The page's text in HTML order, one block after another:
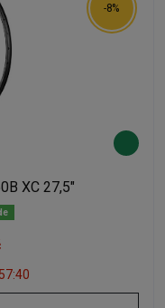
-8%
XC 27,5"